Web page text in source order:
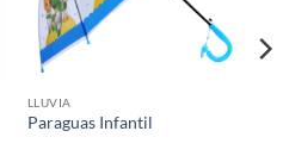
LLUVIA
Paraguas Infantil